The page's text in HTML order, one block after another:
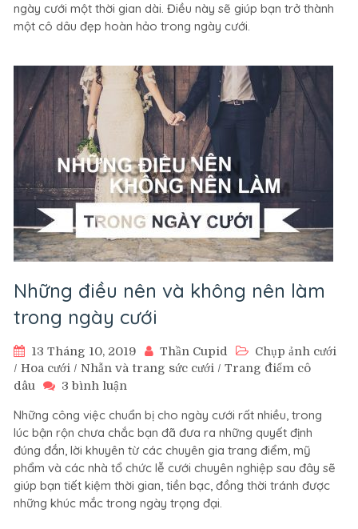
đẹp
ngày
cưới.
ngày cưới một thời gian dài. Điều này sẽ giúp bạn trở thành
một cô dâu đẹp hoàn hảo trong ngày cưới.
Những điều nên và không nên làm
trong ngày cưới
13 Tháng 10, 2019 Thần Cupid
Chụp ảnh cưới
/ Hoa cưới / Nhẫn và trang sức cưới / Trang điểm cô
dâu
3 bình luận
điều
nên
và
không
nên
làm
Những công việc chuẩn bị cho ngày cưới rất nhiều, trong
lúc bận rộn chưa chắc bạn đã đưa ra những quyết định
đúng đắn, lời khuyên từ các chuyên gia trang điểm, mỹ
phẩm và các nhà tổ chức lễ cưới chuyên nghiệp sau đây sẽ
giúp bạn tiết kiệm thời gian, tiền bạc, đồng thời tránh được
những khúc mắc trong ngày trọng đại.